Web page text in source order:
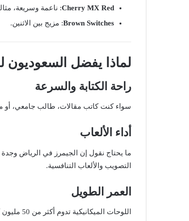
Cherry MX Red: ناعمة وسريعة،
Brown Switches: مزيج بين الاثنين.
لماذا يفضل السعوديون
راحة الكتابة والسرعة
سواء كنت كاتب مقالات، طالب جامعي، أو
أداء الألعاب
ما يحتاج نقول إن الجيمرز في الرياض
التصويب والألعاب التنافسية.
العمر الطويل
اللوحات الميكانيكية تدوم أكثر من 50 مليون كبسة، وهذا يبرر سعرها الأعلى نوعًا ما.